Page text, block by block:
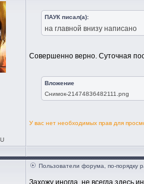
ПАУК писал(а):
на главной внизу написано
Совершенно верно. Суточная
Вложение
Снимок-21474836482111.png
У вас нет необходимых прав для
Пользователи форума, по-порядку
Захожу иногда, не всегда здесь